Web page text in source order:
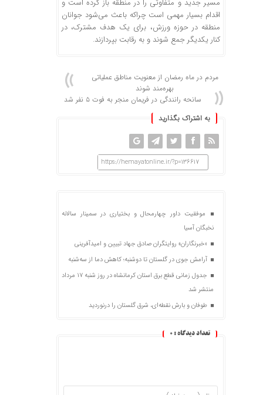
مسیر جدید و متفاوتی را در منطقه باز کرده است و
اقدام بسیار مهمی است چراکه باعث می‌شود جوانان
منطقه در حوزه ورزش، برای یک هدف مشترک، در
کنار یکدیگر جمع شوند و به رقابت بپردازند.
مردم در ماه رمضان از معنویت مناطق عملیاتی
بهره‌مند شوند
سانحه رانندگی در فریمان منجر به فوت ۵ نفر شد
به اشتراک بگذارید
https://hemayatonline.ir/?p=136617
موفقیت داور چهارمحال و بختیاری در سمینار سالانه
نخبگان آسیا
«خبرنگاران» روایتگران صادق جهاد تبیین و امیدآفرینی
آرامش جوی در گلستان تا دوشنبه؛ کاهش دما از سه‌شنبه
جدول زمانی قطع برق استان کرمانشاه در روز شنبه ۱۷ مرداد
منتشر شد
طوفان و بارش نقطه‌ای، شرق گلستان را درنوردید
تعداد دیدگاه : 0